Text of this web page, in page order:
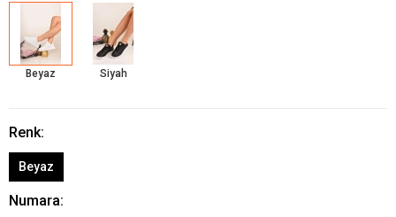
Beyaz Siyah
Renk:
Beyaz
Numara: